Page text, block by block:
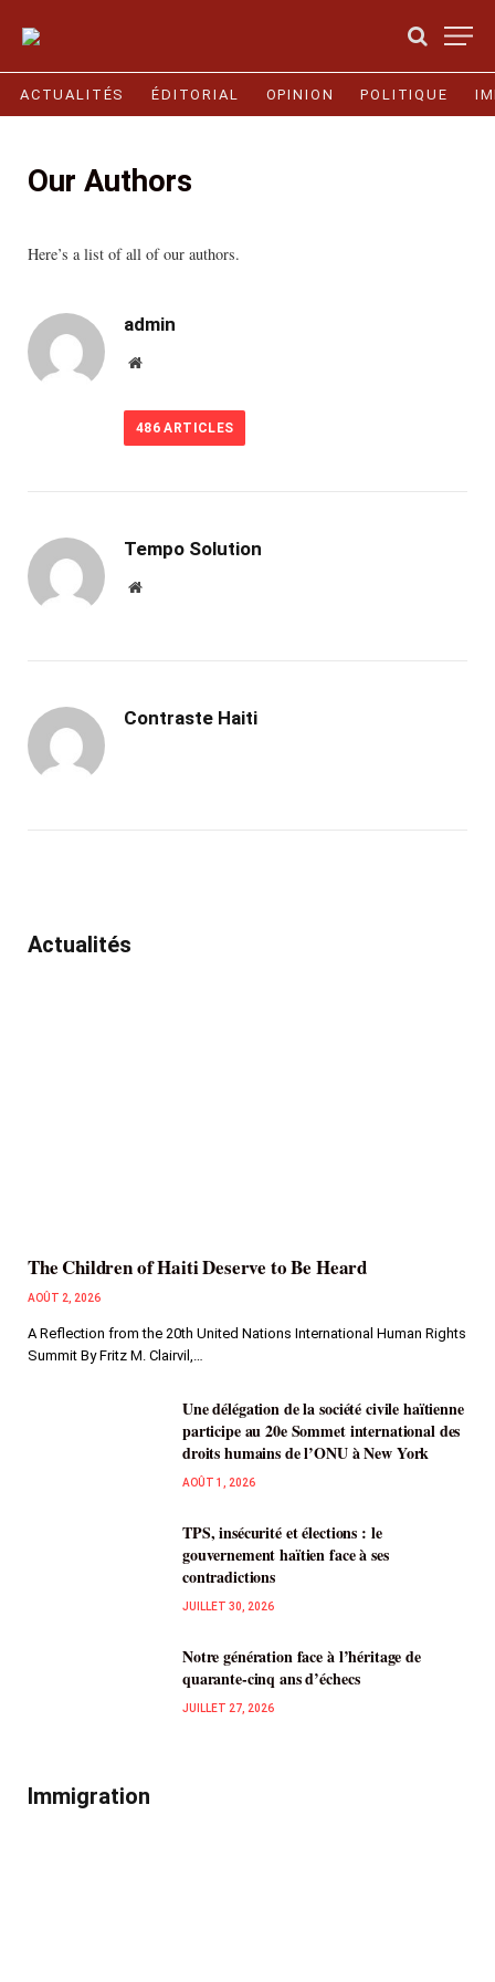
ACTUALITÉS ÉDITORIAL OPINION POLITIQUE
Our Authors
Here’s a list of all of our authors.
admin
Website
486 ARTICLES
Tempo Solution
Website
Contraste Haiti
Actualités
The Children of Haiti Deserve to Be Heard
AOÛT 2, 2026
A Reflection from the 20th United Nations International Human Rights
Summit By Fritz M. Clairvil,…
Une délégation de la société civile haïtienne
participe au 20e Sommet international des
droits humains de l’ONU à New York
AOÛT 1, 2026
TPS, insécurité et élections : le
gouvernement haïtien face à ses
contradictions
JUILLET 30, 2026
Notre génération face à l’héritage de
quarante-cinq ans d’échecs
JUILLET 27, 2026
Immigration